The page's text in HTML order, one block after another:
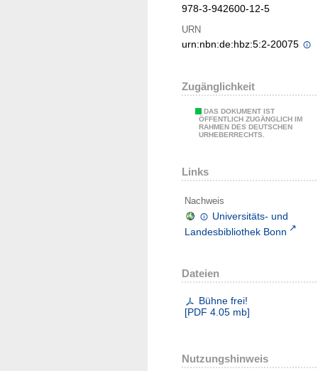
978-3-942600-12-5
URN
urn:nbn:de:hbz:5:2-20075
Zugänglichkeit
DAS DOKUMENT IST
ÖFFENTLICH ZUGÄNGLICH IM
RAHMEN DES DEUTSCHEN
URHEBERRECHTS.
Links
Nachweis
Universitäts- und
Landesbibliothek Bonn
Dateien
Bühne frei!
[PDF 4.05 mb]
Nutzungshinweis